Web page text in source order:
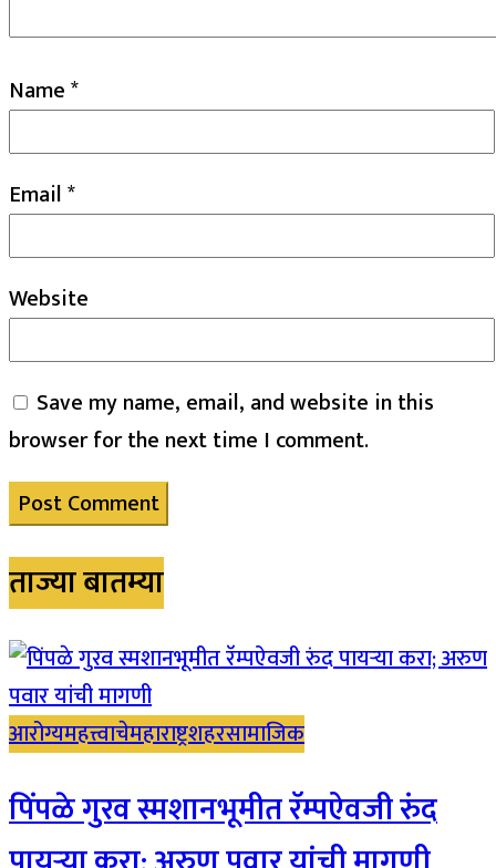
Name*
Email*
Website
Save my name, email, and website in this
browser for the next time I comment.
ताज्या बातम्या
आरोग्यमहत्त्वाचेमहाराष्ट्रशहरसामाजिक
पिंपळे गुरव स्मशानभूमीत रॅम्पऐवजी रुंद